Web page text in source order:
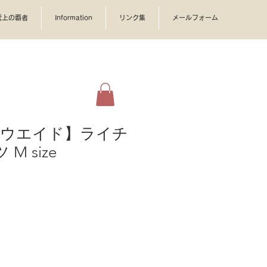
上の覇者 Information リンク集 メールフォーム
ウエイド】ライチ
M size